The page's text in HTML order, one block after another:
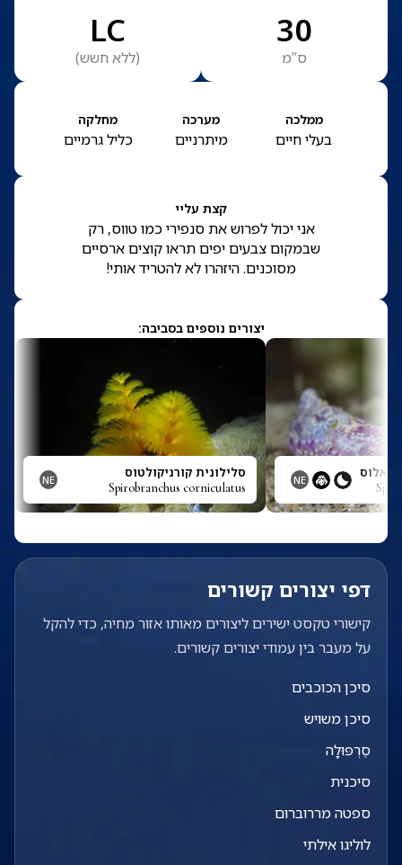
30
ס”מ
LC
(ללא חשש)
ממלכה
בעלי חיים
מערכה
מיתרניים
מחלקה
כליל גרמיים
קצת עליי
אני יכול לפרוש את סנפירי כמו טווס, רק
שבמקום צבעים יפים תראו קוצים ארסיים
מסוכנים. היזהרו לא להטריד אותי!
יצורים נוספים בסביבה:
NE סלילונית קורניקולטוס
Spirobranchus corniculatus
NE
דפי יצורים קשורים
קישורי טקסט ישירים ליצורים מאותו אזור מחיה, כדי להקל
על מעבר בין עמודי יצורים קשורים.
סיכן הכוכבים
סיכן משויש
סֶרְפּוּלָה
סיכנית
ספטה מררוברום
לוליגו אילתי